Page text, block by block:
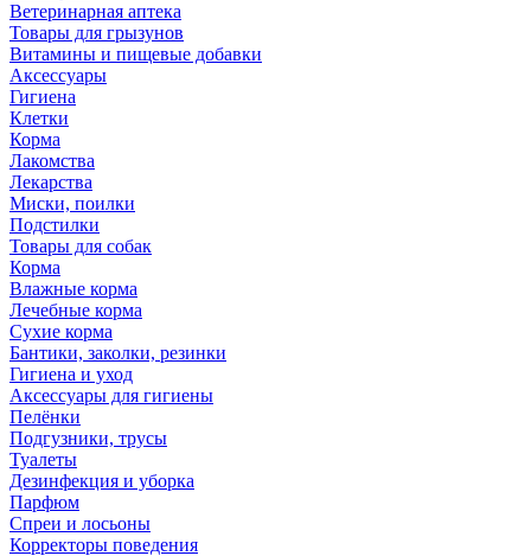
Ветеринарная аптека
Товары для грызунов
Витамины и пищевые добавки
Аксессуары
Гигиена
Клетки
Корма
Лакомства
Лекарства
Миски, поилки
Подстилки
Товары для собак
Корма
Влажные корма
Лечебные корма
Сухие корма
Бантики, заколки, резинки
Гигиена и уход
Аксессуары для гигиены
Пелёнки
Подгузники, трусы
Туалеты
Дезинфекция и уборка
Парфюм
Спреи и лосьоны
Корректоры поведения